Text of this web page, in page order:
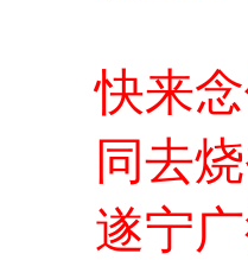
快来念
同去烧
遂宁